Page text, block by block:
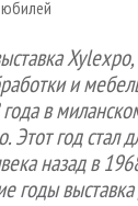
ПЛИТ
и
в
год стал
назад в
выставка